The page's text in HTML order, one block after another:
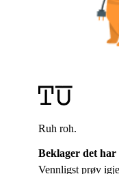
Ruh roh.
Beklager det har
Vennligst prøv